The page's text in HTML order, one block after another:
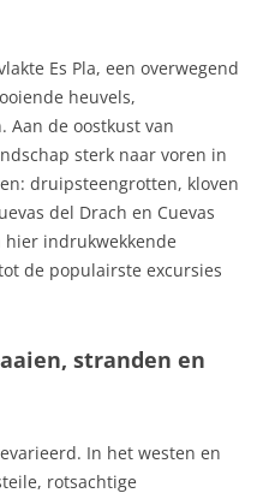
Es Pla, een overwegend
heuvels,
Aan de oostkust van
sterk naar voren in
druipsteengrotten, kloven
del Drach en Cuevas
hier indrukwekkende
de populairste excursies
stranden en
In het westen en
rotsachtige